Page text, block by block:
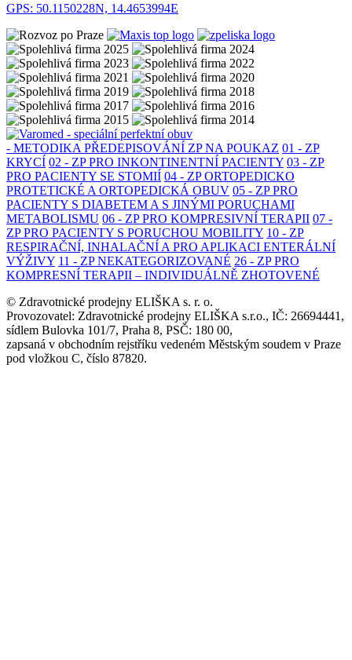
GPS: 50.1150228N, 14.4653994E
- METODIKA PŘEDEPISOVÁNÍ ZP NA POUKAZ 01 - ZP
KRYCÍ 02 - ZP PRO INKONTINENTNÍ PACIENTY 03 - ZP
PRO PACIENTY SE STOMIÍ 04 - ZP ORTOPEDICKO
PROTETICKÉ A ORTOPEDICKÁ OBUV 05 - ZP PRO
PACIENTY S DIABETEM A S JINÝMI PORUCHAMI
METABOLISMU 06 - ZP PRO KOMPRESIVNÍ TERAPII 07 -
ZP PRO PACIENTY S PORUCHOU MOBILITY 10 - ZP
RESPIRAČNÍ, INHALAČNÍ A PRO APLIKACI ENTERÁLNÍ
VÝŽIVY 11 - ZP NEKATEGORIZOVANÉ 26 - ZP PRO
KOMPRESNÍ TERAPII – INDIVIDUÁLNĚ ZHOTOVENÉ
© Zdravotnické prodejny ELIŠKA s. r. o.
Provozovatel: Zdravotnické prodejny ELIŠKA s.r.o., IČ: 26694441,
sídlem Bulovka 101/7, Praha 8, PSČ: 180 00,
zapsaná v obchodním rejstříku vedeném Městským soudem v Praze
pod vložkou C, číslo 87820.